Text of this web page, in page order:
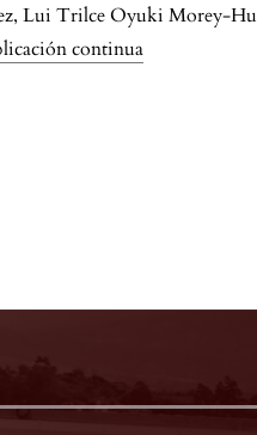
Lui Trilce Oyuki Morey-
continua